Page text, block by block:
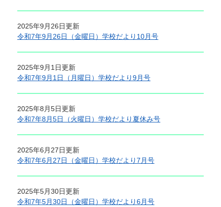
2025年9月26日更新
令和7年9月26日（金曜日）学校だより10月号
2025年9月1日更新
令和7年9月1日（月曜日）学校だより9月号
2025年8月5日更新
令和7年8月5日（火曜日）学校だより夏休み号
2025年6月27日更新
令和7年6月27日（金曜日）学校だより7月号
2025年5月30日更新
令和7年5月30日（金曜日）学校だより6月号